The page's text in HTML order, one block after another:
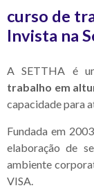
curso de
Invista na
A SETTHA é
trabalho em
capacidade para
Fundada em
elaboração de
ambiente
VISA.